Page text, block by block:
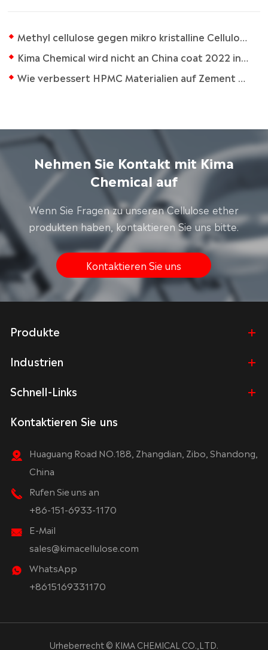
Methyl cellulose gegen mikro kristalline Cellulose: Wichtige Eigenschaften und Anwendungen erklärt
Kima Chemical wird nicht an China coat 2022 in Guangzhou teilnehmen
Wie verbessert HPMC Materialien auf Zement basis?
Nehmen Sie Kontakt mit Kima
Chemical auf
Wenn Sie Fragen zu unseren Cellulose ether
produkten haben, kontaktieren Sie uns bitte.
Kontaktieren Sie uns
Produkte
Industrien
Schnell-Links
Kontaktieren Sie uns
Huaguang Road NO.188, Zhangdian, Zibo, Shandong,
China
Rufen Sie uns an
+86-151-6933-1170
E-Mail
sales@kimacellulose.com
WhatsApp
+8615169331170
Urheberrecht © KIMA CHEMICAL CO.,LTD.